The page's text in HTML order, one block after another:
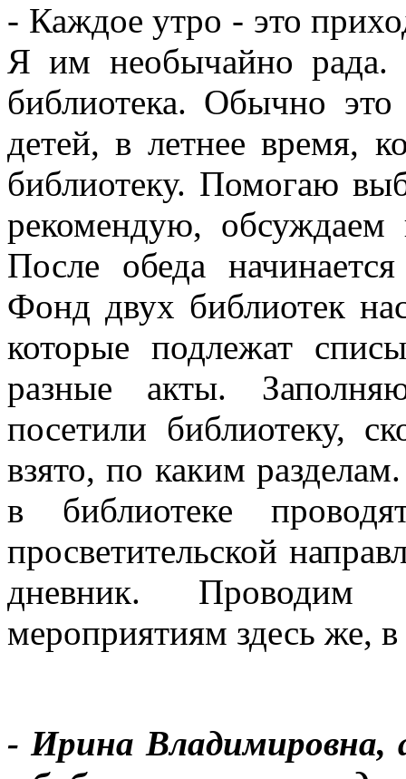
- Каждое утро - это
Я им необычайно рада.
библиотека. Обычно
детей, в летнее время,
библиотеку. Помогаю
рекомендую,
После обеда
Фонд двух библиотек
которые подлежат
разные акты.
посетили библиотеку,
взято, по каким
в библиотеке
просветительской
дневник. Проводим
мероприятиям здесь же, в
- Ирина Владимировна,